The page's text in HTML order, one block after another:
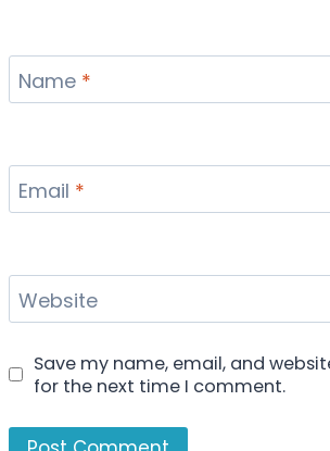
Name *
Email *
Website
Save my name, email, and
for the next time I comment.